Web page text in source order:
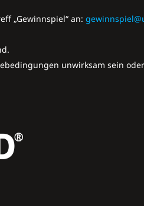
„­Gewinnspiel“ an:
unwirksam sein